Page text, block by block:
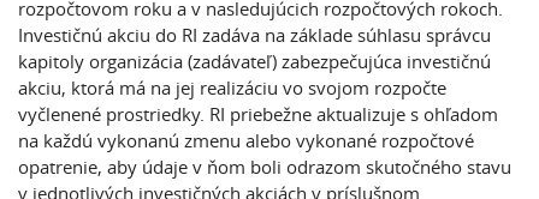
rozpočtovom roku a v nasledujúcich rozpočtových rokoch.
Investičnú akciu do RI zadáva na základe súhlasu správcu
kapitoly organizácia (zadávateľ) zabezpečujúca investičnú
akciu, ktorá má na jej realizáciu vo svojom rozpočte
vyčlenené prostriedky. RI priebežne aktualizuje s ohľadom
na každú vykonanú zmenu alebo vykonané rozpočtové
opatrenie, aby údaje v ňom boli odrazom skutočného stavu
v jednotlivých investičných akciách v príslušnom